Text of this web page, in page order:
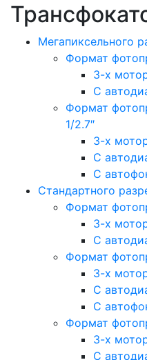
Мегапиксельного
Формат
3-х
С
Формат
1/2.7″
3-х
С
С
Стандартного
Формат
3-х
С
Формат
3-х
С
С
Формат
3-х
С